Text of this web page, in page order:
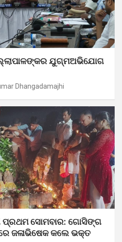
ଯୁଗ୍ମଅଭିଯୋଗ
Dhangadamajhi
ପ୍ରଥମ ସୋମବାର: ଗୋସିଙ୍ଗ
ଜଳାଭିଷେକ କଲେ ଭକ୍ତ